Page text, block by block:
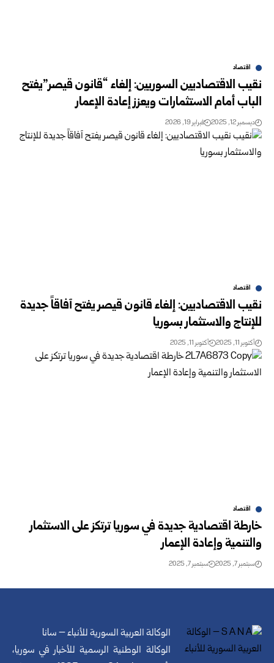
اقتصاد
نقيب الاقتصاديين السوريين: إلغاء “قانون قيصر”يفتح
الباب أمام الاستثمارات ويعزز إعادة الإعمار
ديسمبر 12, 2025 فبراير 19, 2026
اقتصاد
نقيب الاقتصاديين: إلغاء قانون قيصر يفتح آفاقاً جديدة
للإنتاج والاستثمار بسوريا
أكتوبر 11, 2025 أكتوبر 11, 2025
اقتصاد
خارطة اقتصادية جديدة في سوريا ترتكز على الاستثمار
والتنمية وإعادة الإعمار
سبتمبر 7, 2025 سبتمبر 7, 2025
الوكالة العربية السورية للأنباء – سانا
الوكالة الوطنية الرسمية للأخبار في سوريا،